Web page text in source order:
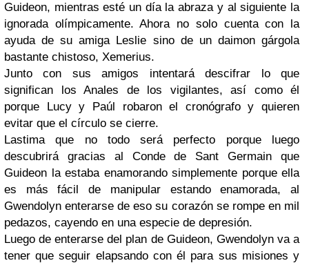
Guideon, mientras esté un día la abraza y al siguiente la
ignorada olímpicamente. Ahora no solo cuenta con la
ayuda de su amiga Leslie sino de un daimon gárgola
bastante chistoso, Xemerius.
Junto con sus amigos intentará descifrar lo que
significan los Anales de los vigilantes, así como él
porque Lucy y Paúl robaron el cronógrafo y quieren
evitar que el círculo se cierre.
Lastima que no todo será perfecto porque luego
descubrirá gracias al Conde de Sant Germain que
Guideon la estaba enamorando simplemente porque ella
es más fácil de manipular estando enamorada, al
Gwendolyn enterarse de eso su corazón se rompe en mil
pedazos, cayendo en una especie de depresión.
Luego de enterarse del plan de Guideon, Gwendolyn va a
tener que seguir elapsando con él para sus misiones y